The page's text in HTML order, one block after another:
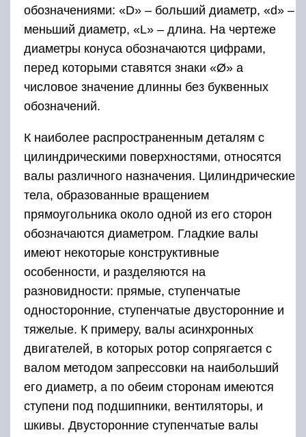
обозначениями: «D» – больший диаметр, «d» –
меньший диаметр, «L» – длина. На чертеже
диаметры конуса обозначаются цифрами,
перед которыми ставятся знаки «Ø» а
числовое значение длинны без буквенных
обозначений.
К наиболее распространенным деталям с
цилиндрическими поверхностями, относятся
валы различного назначения. Цилиндрические
тела, образованные вращением
прямоугольника около одной из его сторон
обозначаются диаметром. Гладкие валы
имеют некоторые конструктивные
особенности, и разделяются на
разновидности: прямые, ступенчатые
односторонние, ступенчатые двусторонние и
тяжелые. К примеру, валы асинхронных
двигателей, в которых ротор сопрягается с
валом методом запрессовки на наибольший
его диаметр, а по обеим сторонам имеются
ступени под подшипники, вентиляторы, и
шкивы. Двусторонние ступенчатые валы